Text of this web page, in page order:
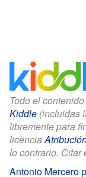
Todo el
Kiddle (incluidas
libremente para
licencia
lo contrario. Citar
Antonio Mercero